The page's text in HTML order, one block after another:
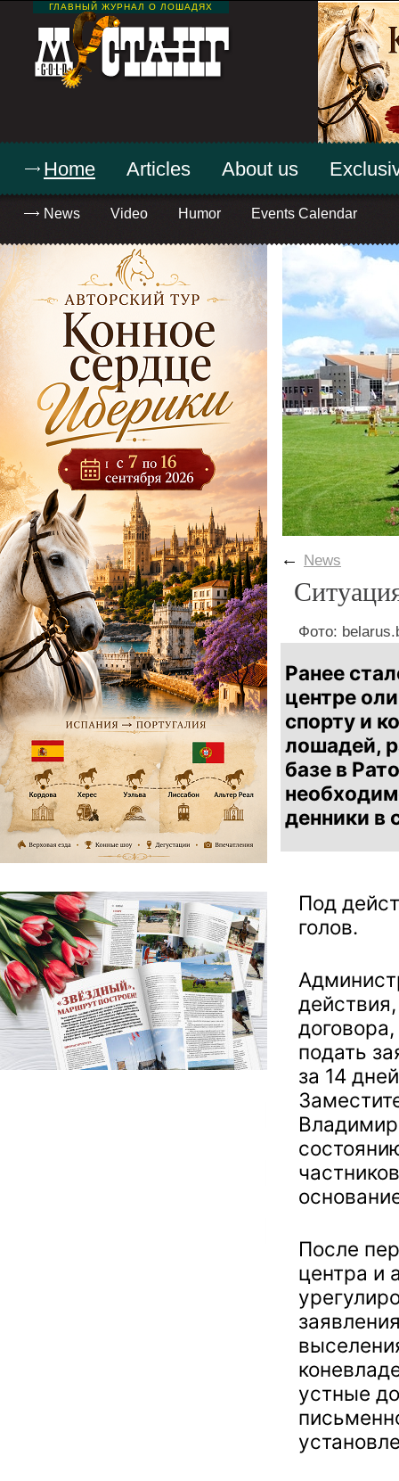
ГЛАВНЫЙ ЖУРНАЛ О ЛОШАДЯХ
Home
News Video Humor Events Calendar
Articles About us
← News
Фото:
Ранее
центре
спорту и
лошадей,
базе в
денники в
Под
голов.
подать
за 14
После
центра и
устные